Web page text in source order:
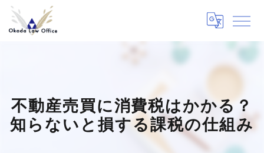
不動産売買に消費税はかかる？
知らないと損する課税の仕組み